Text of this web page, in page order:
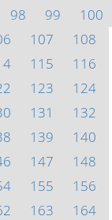
98 99
100
107
108
115
116
123
124
131
132
139
140
147
148
155
156
163
164